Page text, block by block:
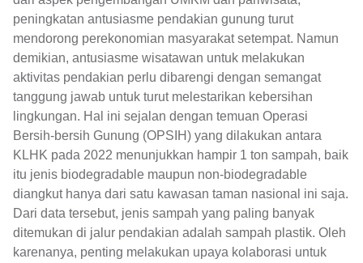
peningkatan antusiasme pendakian gunung turut
mendorong perekonomian masyarakat setempat. Namun
demikian, antusiasme wisatawan untuk melakukan
aktivitas pendakian perlu dibarengi dengan semangat
tanggung jawab untuk turut melestarikan kebersihan
lingkungan. Hal ini sejalan dengan temuan Operasi
Bersih-bersih Gunung (OPSIH) yang dilakukan antara
KLHK pada 2022 menunjukkan hampir 1 ton sampah, baik
itu jenis biodegradable maupun non-biodegradable
diangkut hanya dari satu kawasan taman nasional ini saja.
Dari data tersebut, jenis sampah yang paling banyak
ditemukan di jalur pendakian adalah sampah plastik. Oleh
karenanya, penting melakukan upaya kolaborasi untuk